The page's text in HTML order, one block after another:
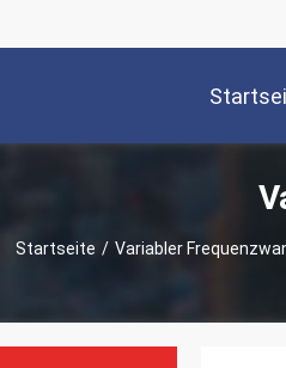
Startseite / Variabler